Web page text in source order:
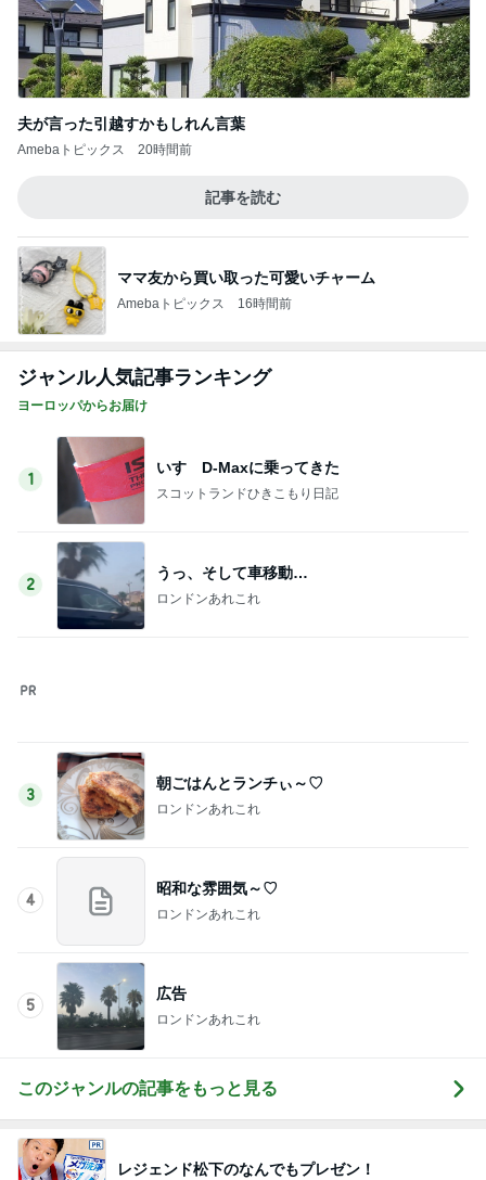
夫が言った引越すかもしれん言葉
Amebaトピックス 20時間前
記事を読む
Amebaトピックス 16時間前
ジャンル人気記事ランキング
ヨーロッパからお届け
1
いすゞD-Maxに乗ってきた
スコットランドひきこもり日記
2
うっ、そして車移動…
3
4
昭和な雰囲気～♡
5
広告
このジャンルの記事をもっと見る
レジェンド松下のなんでもプレゼン！
Amebaトピックス 4時間前
ぎゅっと濃縮した横浜時間に大満足